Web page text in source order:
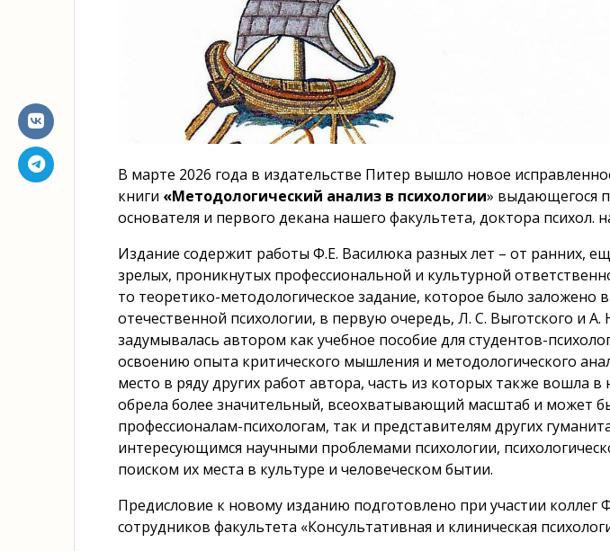
В марте 2026 года в издательстве Питер вышло новое
книги «Методологический анализ в психологии» выдающегося
основателя и первого декана нашего факультета, доктора психол.
Издание содержит работы Ф.Е. Василюка разных лет – от ранних,
зрелых, проникнутых профессиональной и культурной
то теоретико-методологическое задание, которое было заложено в
отечественной психологии, в первую очередь, Л. С. Выготского и А.
задумывалась автором как учебное пособие для студентов-
освоению опыта критического мышления и методологического
место в ряду других работ автора, часть из которых также вошла в
обрела более значительный, всеохватывающий масштаб и может
профессионалам-психологам, так и представителям других
интересующимся научными проблемами психологии,
поиском их места в культуре и человеческом бытии.
Предисловие к новому изданию подготовлено при участии коллег
сотрудников факультета «Консультативная и клиническая